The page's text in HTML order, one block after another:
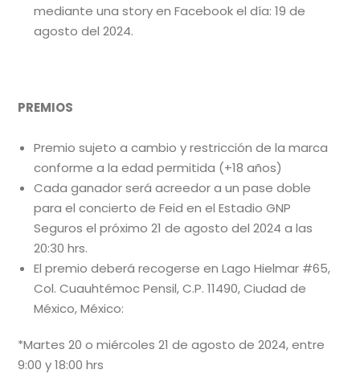
mediante una story en Facebook el día: 19 de
agosto del 2024.
PREMIOS
Premio sujeto a cambio y restricción de la marca
conforme a la edad permitida (+18 años)
Cada ganador será acreedor a un pase doble
para el concierto de Feid en el Estadio GNP
Seguros el próximo 21 de agosto del 2024 a las
20:30 hrs.
El premio deberá recogerse en Lago Hielmar #65,
Col. Cuauhtémoc Pensil, C.P. 11490, Ciudad de
México, México:
*Martes 20 o miércoles 21 de agosto de 2024, entre
9:00 y 18:00 hrs